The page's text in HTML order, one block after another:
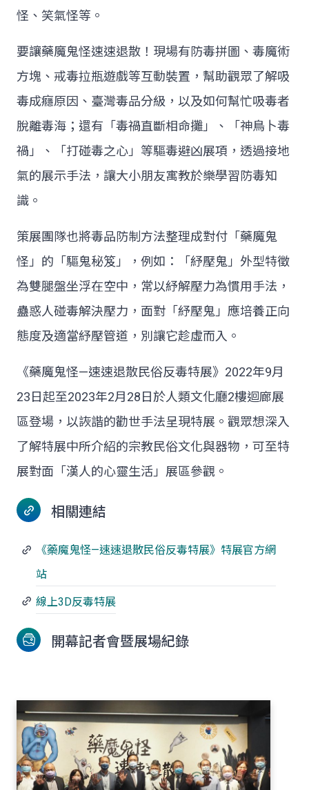
怪、笑氣怪等。
要讓藥魔鬼怪速速退散！現場有防毒拼圖、毒魔術
方塊、戒毒拉瓶遊戲等互動裝置，幫助觀眾了解吸
毒成癮原因、臺灣毒品分級，以及如何幫忙吸毒者
脫離毒海；還有「毒禍直斷相命攤」、「神鳥卜毒
禍」、「打碰毒之心」等驅毒避凶展項，透過接地
氣的展示手法，讓大小朋友寓教於樂學習防毒知
識。
策展團隊也將毒品防制方法整理成對付「藥魔鬼
怪」的「驅鬼秘笈」，例如：「紓壓鬼」外型特徵
為雙腿盤坐浮在空中，常以紓解壓力為慣用手法，
蠱惑人碰毒解決壓力，面對「紓壓鬼」應培養正向
態度及適當紓壓管道，別讓它趁虛而入。
《藥魔鬼怪—速速退散民俗反毒特展》2022年9月
23日起至2023年2月28日於人類文化廳2樓迴廊展
區登場，以詼諧的勸世手法呈現特展。觀眾想深入
了解特展中所介紹的宗教民俗文化與器物，可至特
展對面「漢人的心靈生活」展區參觀。
相關連結
《藥魔鬼怪—速速退散民俗反毒特展》特展官方網
站
線上3D反毒特展
開幕記者會暨展場紀錄